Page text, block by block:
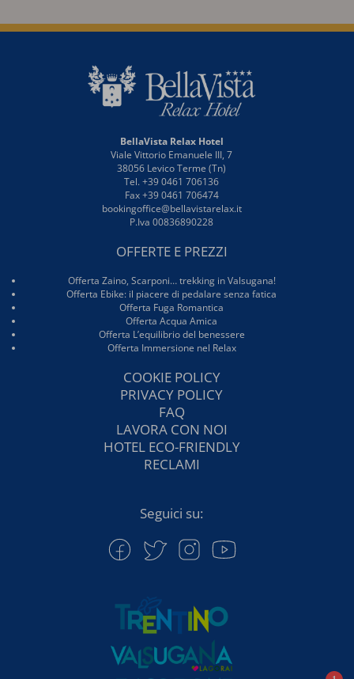
BellaVista Relax Hotel
Viale Vittorio Emanuele III, 7
38056 Levico Terme (Tn)
Tel. +39 0461 706136
Fax +39 0461 706474
bookingoffice@bellavistarelax.it
P.Iva 00836890228
OFFERTE E PREZZI
Offerta Zaino, Scarponi… trekking in Valsugana!
Offerta Ebike: il piacere di pedalare senza fatica
Offerta Fuga Romantica
Offerta Acqua Amica
Offerta L’equilibrio del benessere
Offerta Immersione nel Relax
COOKIE POLICY
PRIVACY POLICY
FAQ
LAVORA CON NOI
HOTEL ECO-FRIENDLY
RECLAMI
Seguici su: